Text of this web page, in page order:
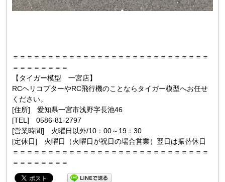
＝＝＝＝＝＝＝＝＝＝＝＝＝＝＝＝＝＝＝＝＝＝＝＝＝＝＝＝
＝＝＝＝＝＝＝＝
【タイガー模型 一宮店】
RCヘリコプターやRC飛行機のことならタイガー模型へお任せ
ください。
[住所] 愛知県一宮市浅野字長池46
[TEL] 0586-81-2797
[営業時間] 火曜日以外/10：00～19：30
[定休日] 火曜日（火曜日が祝日の場合営業）翌日は振替休日
＝＝＝＝＝＝＝＝＝＝＝＝＝＝＝＝＝＝＝＝＝＝＝＝＝＝＝＝
＝＝＝＝＝＝＝＝